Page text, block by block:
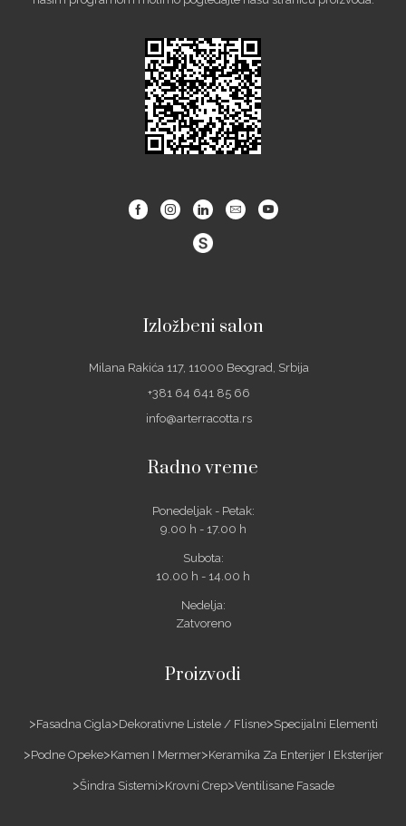
FacebookInstagramLinkedinEmail Youtube
Izložbeni salon
Milana Rakića 117, 11000 Beograd, Srbija
+381 64 641 85 66
info@arterracotta.rs
Radno vreme
Ponedeljak - Petak:
9.00 h - 17.00 h
Subota:
10.00 h - 14.00 h
Nedelja:
Zatvoreno
Proizvodi
Fasadna Cigla Dekorativne Listele / Flisne Specijalni Elementi
Podne Opeke Kamen I Mermer Keramika Za Enterijer I Eksterijer
Šindra Sistemi Krovni Crep Ventilisane Fasade